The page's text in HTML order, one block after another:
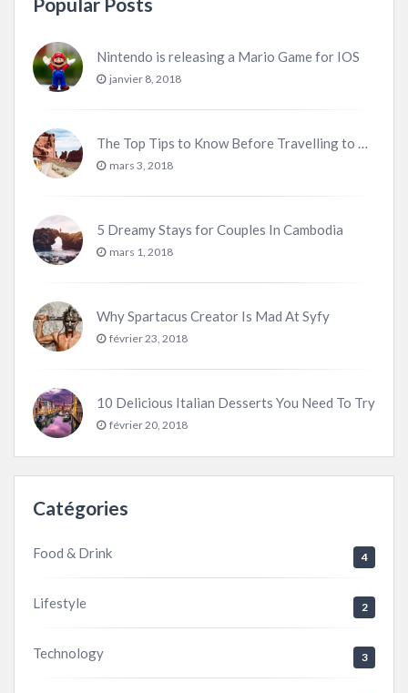
Nintendo is releasing a Mario Game for IOS
janvier 8, 2018
The Top Tips to Know Before Travelling to Utah
mars 3, 2018
5 Dreamy Stays for Couples In Cambodia
mars 1, 2018
Why Spartacus Creator Is Mad At Syfy
février 23, 2018
10 Delicious Italian Desserts You Need To Try
février 20, 2018
Catégories
Food & Drink 4
Lifestyle 2
Technology 3